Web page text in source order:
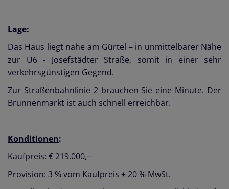
Lage:
Das Haus liegt nahe am Gürtel – in unmittelbarer Nähe
zur U6 - Josefstädter Straße, somit in einer sehr
verkehrsgünstigen Gegend.
Zur Straßenbahnlinie 2 brauchen Sie eine Minute. Der
Brunnenmarkt ist auch schnell erreichbar.
Konditionen:
Kaufpreis: € 219.000,--
Provision: 3 % vom Kaufpreis + 20 % MwSt.